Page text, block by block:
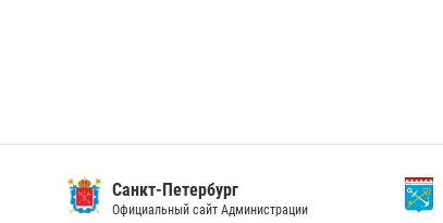
Санкт-Петербург
Официальный сайт Администрации